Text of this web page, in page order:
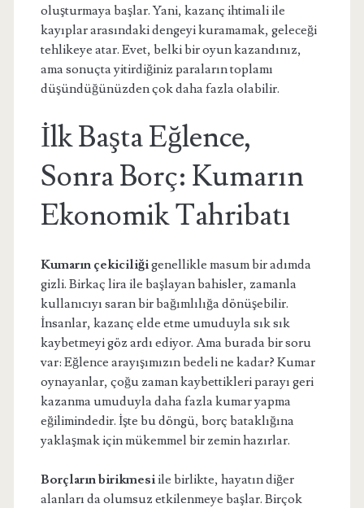
oluşturmaya başlar. Yani, kazanç ihtimali ile
kayıplar arasındaki dengeyi kuramamak, geleceği
tehlikeye atar. Evet, belki bir oyun kazandınız,
ama sonuçta yitirdiğiniz paraların toplamı
düşündüğünüzden çok daha fazla olabilir.
İlk Başta Eğlence,
Sonra Borç: Kumarın
Ekonomik Tahribatı
Kumarın çekiciliğigenellikle masum bir adımda
gizli. Birkaç lira ile başlayan bahisler, zamanla
kullanıcıyı saran bir bağımlılığa dönüşebilir.
İnsanlar, kazanç elde etme umuduyla sık sık
kaybetmeyi göz ardı ediyor. Ama burada bir soru
var: Eğlence arayışımızın bedeli ne kadar? Kumar
oynayanlar, çoğu zaman kaybettikleri parayı geri
kazanma umuduyla daha fazla kumar yapma
eğilimindedir. İşte bu döngü, borç bataklığına
yaklaşmak için mükemmel bir zemin hazırlar.
Borçların birikmesiile birlikte, hayatın diğer
alanları da olumsuz etkilenmeye başlar. Birçok